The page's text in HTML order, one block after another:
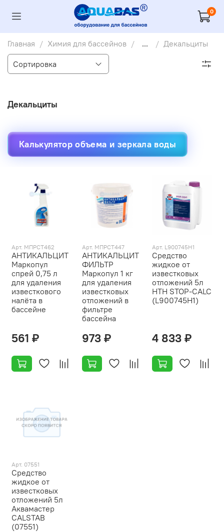
0
Главная Химия для бассейнов ... Декальциты
Декальциты
Калькулятор объема и зеркала воды
Арт. МПРСТ462
АНТИКАЛЬЦИТ
Маркопул
спрей 0,75 л
для удаления
известкового
налёта в
бассейне
561 ₽
Арт. МПРСТ447
АНТИКАЛЬЦИТ
ФИЛЬТР
Маркопул 1 кг
для удаления
известковых
отложений в
фильтре
бассейна
973 ₽
Арт. L900745H1
Средство
жидкое от
известковых
отложений 5л
HTH STOP-CALC
(L900745H1)
4 833 ₽
Арт. 07551
Средство
жидкое от
известковых
отложений 5л
Аквамастер
CALSTAB
(07551)